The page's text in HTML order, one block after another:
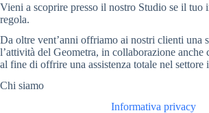
Vieni a scoprire presso il nostro Studio se il tuo
regola.
Da oltre vent’anni offriamo ai nostri clienti una
l’attività del Geometra, in collaborazione anche
al fine di offrire una assistenza totale nel settore
Chi siamo
Informativa privacy